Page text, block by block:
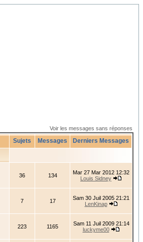
Voir les messages sans réponses
Sujets Messages Derniers Messages
36 134
Mar 27 Mar 2012 12:32
Louis Sidney
7 17
Sam 30 Juil 2005 21:21
LenKinap
223 1165
Sam 11 Juil 2009 21:14
luckyme00